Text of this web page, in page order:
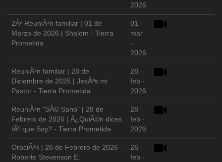
2026
2Âª ReuniÃ³n familiar | 01 de
Marzo de 2026 | Shalom - Tierra
Prometida
01 -
mar
-
2026
ReuniÃ³n familiar | 28 de
Diciembre de 2025 | JesÃºs mi
Pastor - Tierra Prometida
28 -
feb -
2026
ReuniÃ³n "SÃ© Sano" | 28 de
Febrero de 2026 | Â¿QuiÃ©n dices
tÃº que Soy? - Tierra Prometida
28 -
feb -
2026
OraciÃ³n | 26 de Febrero de 2026 -
Roberto Stevenson E.
26 -
feb -